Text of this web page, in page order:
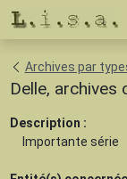
Archives par
Delle,
Description :
Importante série